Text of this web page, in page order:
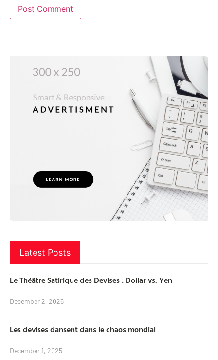
Latest Posts
Le Théâtre Satirique des Devises : Dollar vs. Yen
December 2, 2025
Les devises dansent dans le chaos mondial
December 1, 2025